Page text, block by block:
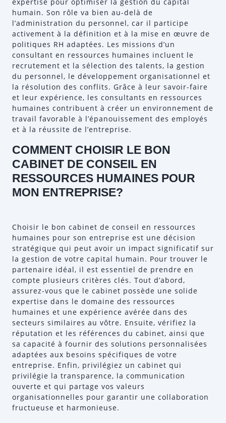
humain. Son rôle va bien au-delà de
l’administration du personnel, car il participe
activement à la définition et à la mise en œuvre de
politiques RH adaptées. Les missions d’un
consultant en ressources humaines incluent le
recrutement et la sélection des talents, la gestion
du personnel, le développement organisationnel et
la résolution des conflits. Grâce à leur savoir-faire
et leur expérience, les consultants en ressources
humaines contribuent à créer un environnement de
travail favorable à l’épanouissement des employés
et à la réussite de l’entreprise.
COMMENT CHOISIR LE BON
CABINET DE CONSEIL EN
RESSOURCES HUMAINES POUR
MON ENTREPRISE?
Choisir le bon cabinet de conseil en ressources
humaines pour son entreprise est une décision
stratégique qui peut avoir un impact significatif sur
la gestion de votre capital humain. Pour trouver le
partenaire idéal, il est essentiel de prendre en
compte plusieurs critères clés. Tout d’abord,
assurez-vous que le cabinet possède une solide
expertise dans le domaine des ressources
humaines et une expérience avérée dans des
secteurs similaires au vôtre. Ensuite, vérifiez la
réputation et les références du cabinet, ainsi que
sa capacité à fournir des solutions personnalisées
adaptées aux besoins spécifiques de votre
entreprise. Enfin, privilégiez un cabinet qui
privilégie la transparence, la communication
ouverte et qui partage vos valeurs
organisationnelles pour garantir une collaboration
fructueuse et harmonieuse.